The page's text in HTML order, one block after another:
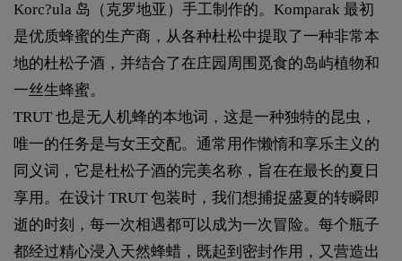
Korc?ula 岛（克罗地亚）手工制作的。Komparak 最初
是优质蜂蜜的生产商，从各种杜松中提取了一种非常本
地的杜松子酒，并结合了在庄园周围觅食的岛屿植物和
一丝生蜂蜜。
TRUT 也是无人机蜂的本地词，这是一种独特的昆虫，
唯一的任务是与女王交配。通常用作懒惰和享乐主义的
同义词，它是杜松子酒的完美名称，旨在在最长的夏日
享用。在设计 TRUT 包装时，我们想捕捉盛夏的转瞬即
逝的时刻，每一次相遇都可以成为一次冒险。每个瓶子
都经过精心浸入天然蜂蜡，既起到密封作用，又营造出